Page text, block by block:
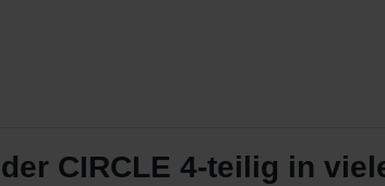
CIRCLE 4-teilig in